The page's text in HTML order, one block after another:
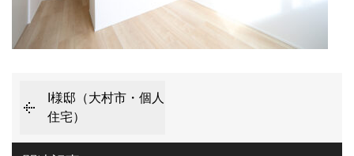
I様邸（大村市・個人
住宅）